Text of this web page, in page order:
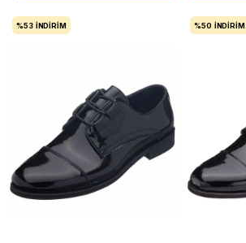
%53 İNDIRIM %50 İNDIRIM